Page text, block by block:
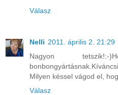
Válasz
Nelli 2011. április 2. 21:29
Nagyon
Milyen késsel vágod el,
Válasz